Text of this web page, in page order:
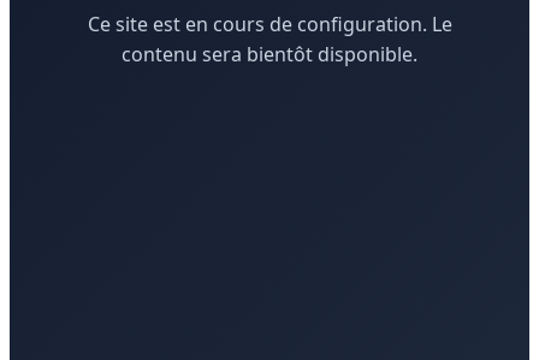
Ce site est en cours de configuration. Le
contenu sera bientôt disponible.